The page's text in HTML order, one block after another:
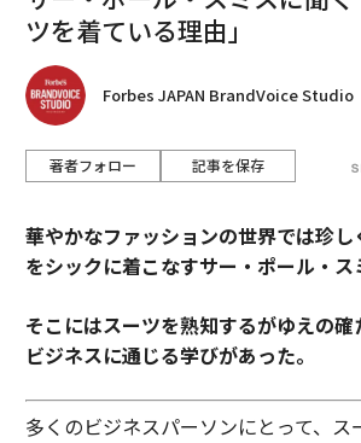
ツを着ている理由」
Forbes JAPAN BrandVoice Studio
著者フォロー 記事を保存
華やかなファッションの世界では珍
をシックに着こなすサー・ポール・ス
そこにはスーツを熟知するがゆえの
ビジネスに通じる学びがあった。
多くのビジネスパーソンにとって、ス